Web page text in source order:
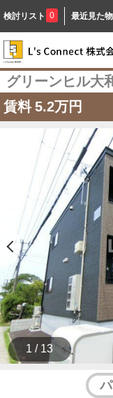
検討リスト 0 最近見た
グリーンヒル大
賃料 5.2万円
1 / 13